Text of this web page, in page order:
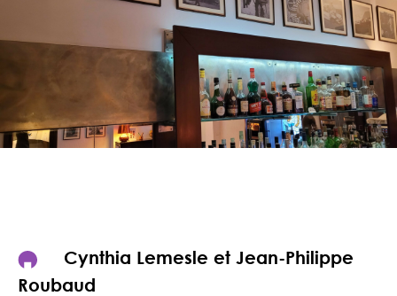
Cynthia Lemesle et Jean-Philippe
Roubaud